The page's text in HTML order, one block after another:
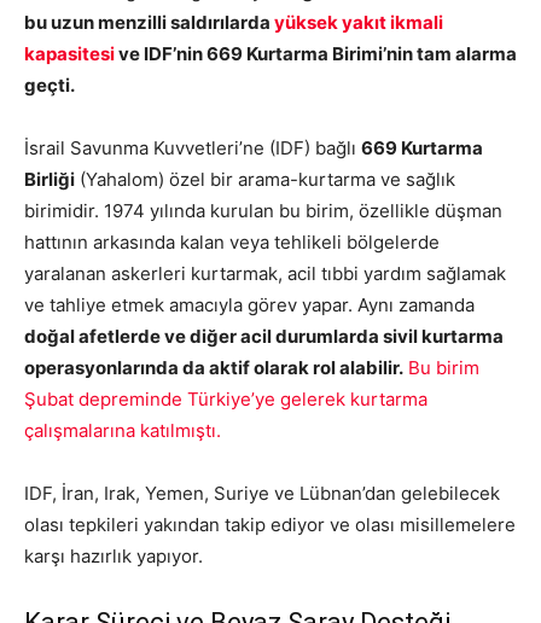
bu uzun menzilli saldırılarda yüksek yakıt ikmali
kapasitesive IDF’nin 669 Kurtarma Birimi’nin tam alarma
geçti.
İsrail Savunma Kuvvetleri’ne (IDF) bağlı 669 Kurtarma
Birliği (Yahalom) özel bir arama-kurtarma ve sağlık
birimidir. 1974 yılında kurulan bu birim, özellikle düşman
hattının arkasında kalan veya tehlikeli bölgelerde
yaralanan askerleri kurtarmak, acil tıbbi yardım sağlamak
ve tahliye etmek amacıyla görev yapar. Aynı zamanda
doğal afetlerde ve diğer acil durumlarda sivil kurtarma
operasyonlarında da aktif olarak rol alabilir. Bu birim
Şubat depreminde Türkiye’ye gelerek kurtarma
çalışmalarına katılmıştı.
IDF, İran, Irak, Yemen, Suriye ve Lübnan’dan gelebilecek
olası tepkileri yakından takip ediyor ve olası misillemelere
karşı hazırlık yapıyor.